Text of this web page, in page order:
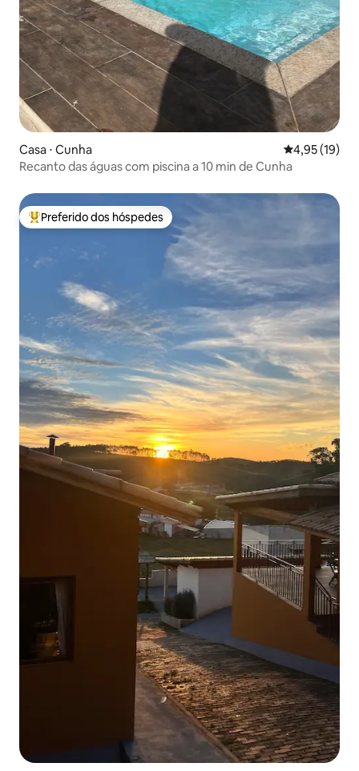
Casa ⋅ Cunha 4,95 de uma
4,95 (19)
Recanto das águas com piscina a 10 min de Cunha
Entre os melhores preferidos dos hóspedes
Preferido dos hóspedes